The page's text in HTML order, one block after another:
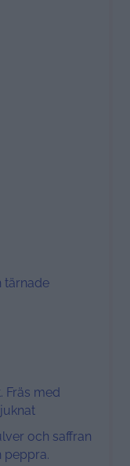
tärnade
Fräs med
och saffran
peppra.